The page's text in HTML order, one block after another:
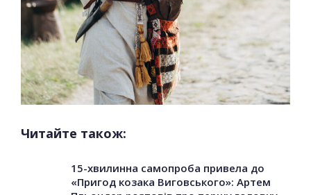
Читайте також:
15-хвилинна самопроба привела до
«Пригод козака Виговського»: Артем